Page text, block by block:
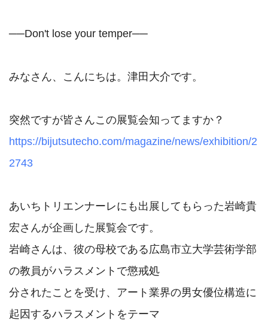
──Don't lose your temper──
みなさん、こんにちは。津田大介です。
https://bijutsutecho.com/magazine/news/exhibition/2
2743
あいちトリエンナーレにも出展してもらった岩崎貴
宏さんが企画した展覧会です。
岩崎さんは、彼の母校である広島市立大学芸術学部
の教員がハラスメントで懲戒処
分されたことを受け、アート業界の男女優位構造に
起因するハラスメントをテーマ